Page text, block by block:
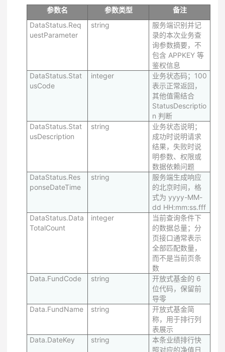
参数名 参数类型
备注
DataStatus.Req
uestParameter
string
服务端识别并记
录的本次业务查
询参数摘要，不
包含 APPKEY 等
鉴权信息
DataStatus.Stat
usCode
integer
业务状态码；100
表示正常返回，
其他值需结合
StatusDescriptio
n 判断
DataStatus.Stat
usDescription
string
业务状态说明；
成功时说明请求
结果，失败时说
明参数、权限或
数据依赖问题
DataStatus.Res
ponseDateTime
string
服务端生成响应
的北京时间，格
式为 yyyy-MM-
dd HH:mm:ss.fff
DataStatus.Data
TotalCount
integer
当前查询条件下
的数据总量；分
页接口通常表示
全部匹配数量，
而不是当前页条
数
Data.FundCode
string
开放式基金的 6
位代码，保留前
导零
Data.FundName
string
开放式基金简
称，用于排行列
表展示
Data.DateKey
string
本条业绩排行快
照对应的净值日